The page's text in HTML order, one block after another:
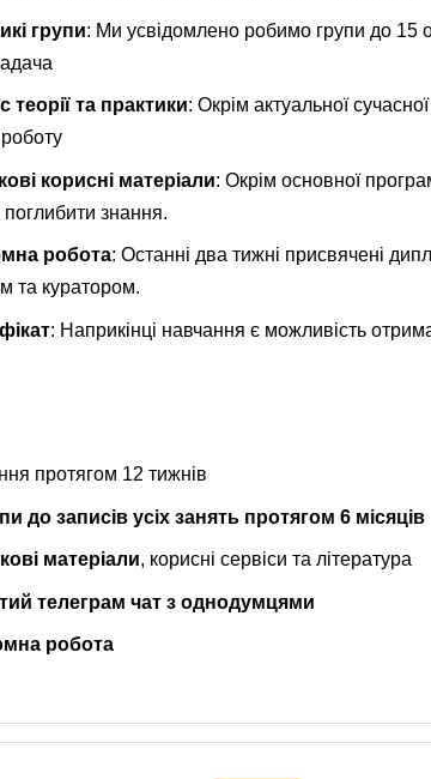
групи: Ми усвідомлено робимо групи до 15
теорії та практики: Окрім актуальної
корисні матеріали: Окрім основної
знання.
робота: Останні два тижні присвячені
та куратором.
: Наприкінці навчання є можливість
протягом 12 тижнів
до записів усіх занять протягом 6 місяців
матеріали, корисні сервіси та література
телеграм чат з однодумцями
робота